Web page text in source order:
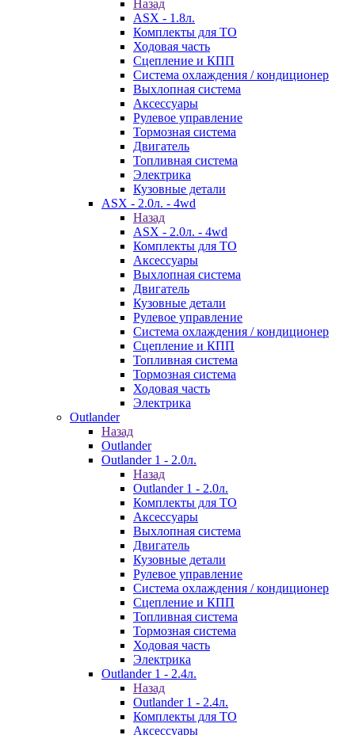
Назад
ASX - 1.8л.
Комплекты для ТО
Ходовая часть
Сцепление и КПП
Система охлаждения / кондиционер
Выхлопная система
Аксессуары
Рулевое управление
Тормозная система
Двигатель
Топливная система
Электрика
Кузовные детали
ASX - 2.0л. - 4wd
Назад
ASX - 2.0л. - 4wd
Комплекты для ТО
Аксессуары
Выхлопная система
Двигатель
Кузовные детали
Рулевое управление
Система охлаждения / кондиционер
Сцепление и КПП
Топливная система
Тормозная система
Ходовая часть
Электрика
Outlander
Назад
Outlander
Outlander 1 - 2.0л.
Назад
Outlander 1 - 2.0л.
Комплекты для ТО
Аксессуары
Выхлопная система
Двигатель
Кузовные детали
Рулевое управление
Система охлаждения / кондиционер
Сцепление и КПП
Топливная система
Тормозная система
Ходовая часть
Электрика
Outlander 1 - 2.4л.
Назад
Outlander 1 - 2.4л.
Комплекты для ТО
Аксессуары